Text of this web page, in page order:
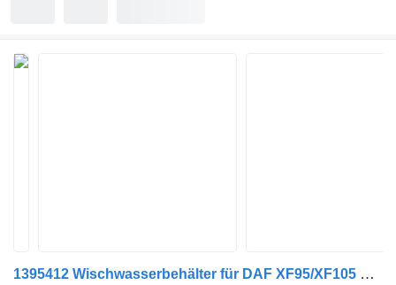
1395412 Wischwasserbehälter für DAF XF95/XF105 Sattelzugmaschine